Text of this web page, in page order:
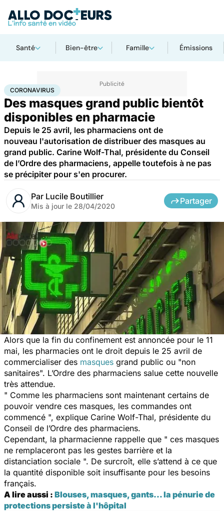
Santé Bien-être Famille Émissions
AccueilSantéMaladies Coronavirus
CORONAVIRUS
Des masques grand public bientôt
disponibles en pharmacie
Depuis le 25 avril, les pharmaciens ont de
nouveau l'autorisation de distribuer des masques au
grand public. Carine Wolf-Thal, présidente du Conseil
de l’Ordre des pharmaciens, appelle toutefois à ne pas
se précipiter pour s'en procurer.
Par Lucile Boutillier
Mis à jour le 28/04/2020
Partager
Alors que la fin du confinement est annoncée pour le 11
mai, les pharmacies ont le droit depuis le 25 avril de
commercialiser des masques grand public ou "non
sanitaires". L’Ordre des pharmaciens salue cette nouvelle
très attendue.
" Comme les pharmaciens sont maintenant certains de
pouvoir vendre ces masques, les commandes ont
commencé ", explique Carine Wolf-Thal, présidente du
Conseil de l’Ordre des pharmaciens.
Cependant, la pharmacienne rappelle que " ces masques
ne remplaceront pas les gestes barrière et la
distanciation sociale ". De surcroît, elle s’attend à ce que
la quantité disponible soit insuffisante pour les besoins
français.
A lire aussi : Blouses, masques, gants… la pénurie de
protections persiste à l'hôpital